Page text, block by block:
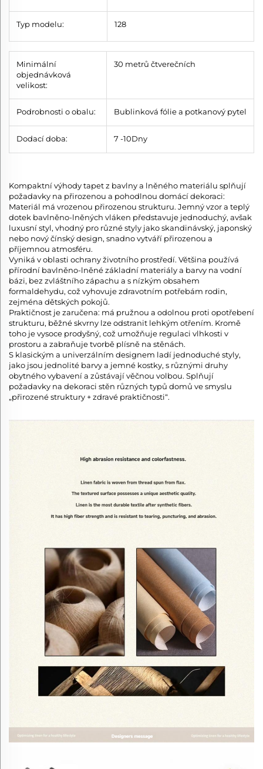
Typ modelu: 128
Minimální
objednávková
velikost:
30 metrů čtverečních
Podrobnosti o obalu: Bublinková fólie a potkanový pytel
Dodací doba: 7 -10Dny
Kompaktní výhody tapet z bavlny a lněného materiálu splňují
požadavky na přirozenou a pohodlnou domácí dekoraci:
Materiál má vrozenou přirozenou strukturu. Jemný vzor a teplý
dotek bavlněno-lněných vláken představuje jednoduchý, avšak
luxusní styl, vhodný pro různé styly jako skandinávský, japonský
nebo nový čínský design, snadno vytváří přirozenou a
příjemnou atmosféru.
Vyniká v oblasti ochrany životního prostředí. Většina používá
přírodní bavlněno-lněné základní materiály a barvy na vodní
bázi, bez zvláštního zápachu a s nízkým obsahem
formaldehydu, což vyhovuje zdravotním potřebám rodin,
zejména dětských pokojů.
Praktičnost je zaručena: má pružnou a odolnou proti opotřebení
strukturu, běžné skvrny lze odstranit lehkým otřením. Kromě
toho je vysoce prodyšný, což umožňuje regulaci vlhkosti v
prostoru a zabraňuje tvorbě plísně na stěnách.
S klasickým a univerzálním designem ladí jednoduché styly,
jako jsou jednolité barvy a jemné kostky, s různými druhy
obytného vybavení a zůstávají věčnou volbou. Splňují
požadavky na dekoraci stěn různých typů domů ve smyslu
„přirozené struktury + zdravé praktičnosti“.